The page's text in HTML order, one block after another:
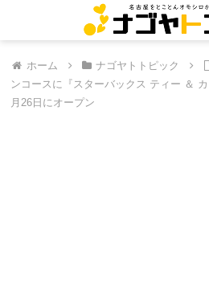
ホーム ナゴヤトトピック
ンコースに『スターバックス ティー ＆
月26日にオープン